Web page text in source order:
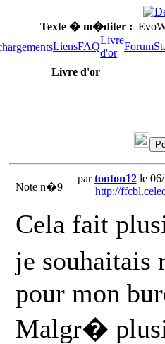
Texte � m�diter :
LiensFAQ
Livre
d'or
Forum
Livre d'or
Note n�9
partonton12le 06/
http://
Cela fait
je
pour mon
Malgr�